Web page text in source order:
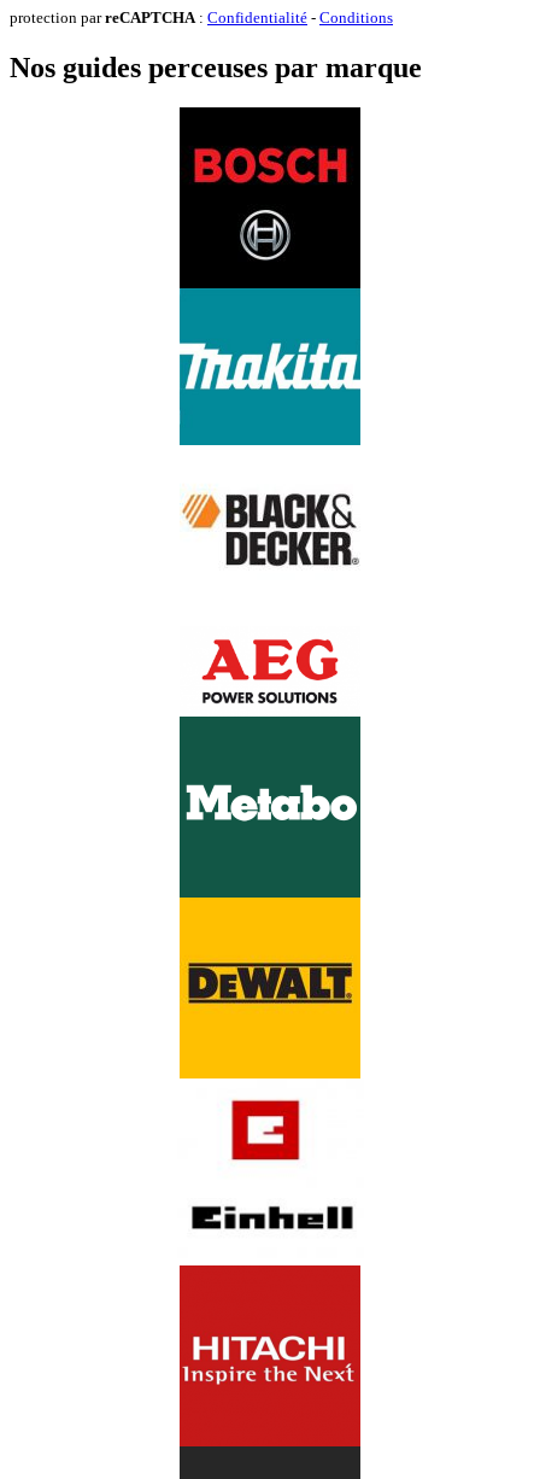
protection parreCAPTCHA : Confidentialité - Conditions
Nos guides perceuses par marque